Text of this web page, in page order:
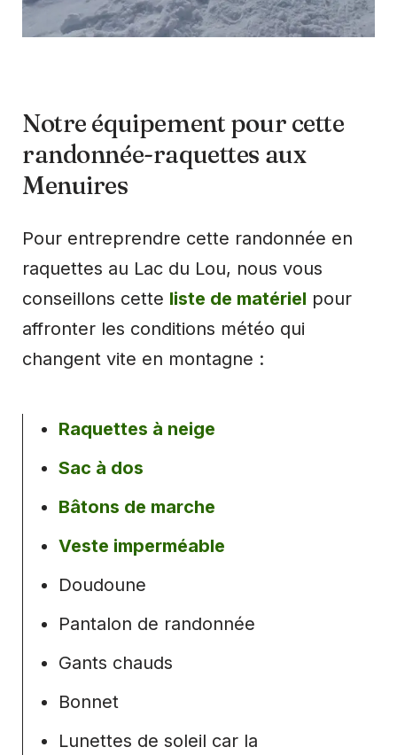
Notre équipement pour cette
randonnée-raquettes aux
Menuires
Pour entreprendre cette randonnée en
raquettes au Lac du Lou, nous vous
conseillons cette liste de matériel pour
affronter les conditions météo qui
changent vite en montagne :
Raquettes à neige
Sac à dos
Bâtons de marche
Veste imperméable
Doudoune
Pantalon de randonnée
Gants chauds
Bonnet
Lunettes de soleil car la